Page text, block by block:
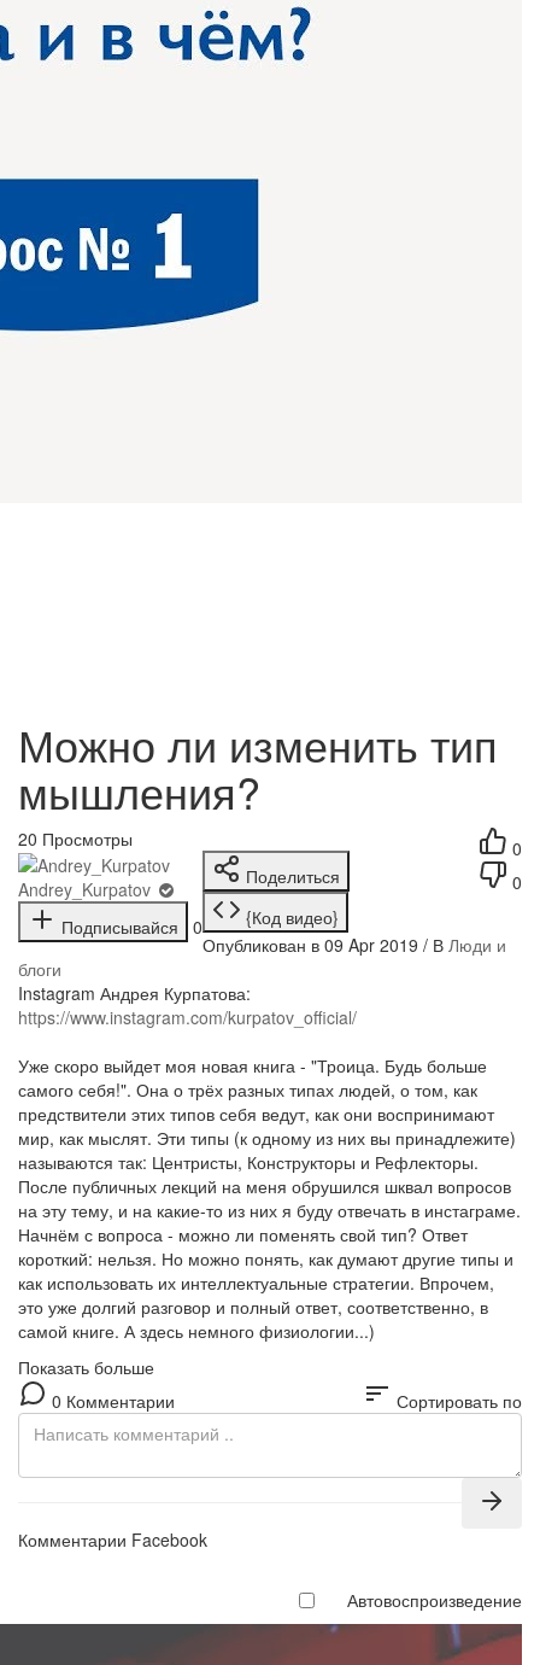
Можно ли изменить тип
мышления?
0
0
20 Просмотры
Andrey_Kurpatov
Подписывайся
0
Поделиться
{Код видео}
Опубликован в 09 Apr 2019 / В Люди и
блоги
Instagram Андрея Курпатова:
https://www.instagram.com/kurpatov_official/
Уже скоро выйдет моя новая книга - "Троица. Будь больше
самого себя!". Она о трёх разных типах людей, о том, как
предствители этих типов себя ведут, как они воспринимают
мир, как мыслят. Эти типы (к одному из них вы принадлежите)
называются так: Центристы, Конструкторы и Рефлекторы.
После публичных лекций на меня обрушился шквал вопросов
на эту тему, и на какие-то из них я буду отвечать в инстаграме.
Начнём с вопроса - можно ли поменять свой тип? Ответ
короткий: нельзя. Но можно понять, как думают другие типы и
как использовать их интеллектуальные стратегии. Впрочем,
это уже долгий разговор и полный ответ, соответственно, в
самой книге. А здесь немного физиологии...)
Показать больше
0 Комментарии
sort Сортировать по
Комментарии Facebook
Автовоспроизведение